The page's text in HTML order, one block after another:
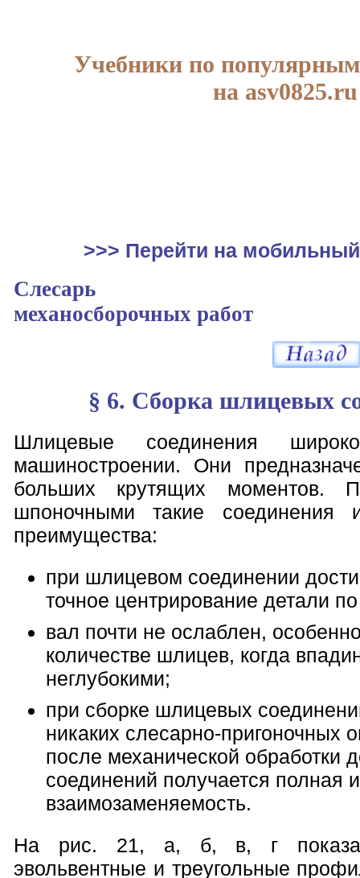
Учебники по
на asv0825.ru
>>> Перейти на
Слесарь
механосборочных работ
§ 6. Сборка шлицевых
Шлицевые соединения
машиностроении. Они
больших крутящих моментов.
шпоночными такие соединения
преимущества:
при шлицевом соединении
точное центрирование детали
вал почти не ослаблен,
количестве шлицев, когда
неглубокими;
при сборке шлицевых
никаких слесарно-пригоночных
после механической обработки
соединений получается полная
взаимозаменяемость.
На рис. 21, а, б, в, г
эвольвентные и треугольные